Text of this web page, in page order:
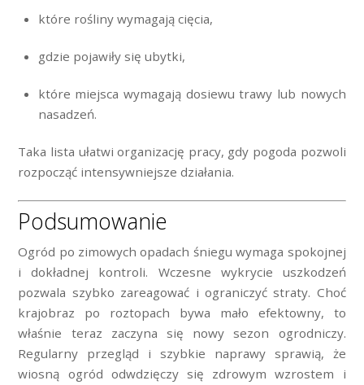
które rośliny wymagają cięcia,
gdzie pojawiły się ubytki,
które miejsca wymagają dosiewu trawy lub nowych
nasadzeń.
Taka lista ułatwi organizację pracy, gdy pogoda pozwoli
rozpocząć intensywniejsze działania.
Podsumowanie
Ogród po zimowych opadach śniegu wymaga spokojnej
i dokładnej kontroli. Wczesne wykrycie uszkodzeń
pozwala szybko zareagować i ograniczyć straty. Choć
krajobraz po roztopach bywa mało efektowny, to
właśnie teraz zaczyna się nowy sezon ogrodniczy.
Regularny przegląd i szybkie naprawy sprawią, że
wiosną ogród odwdzięczy się zdrowym wzrostem i